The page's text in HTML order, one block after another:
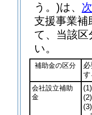
う。)は、
支援事業補
て、当該
い。
補助金の区分
す
会社設立補助
金
(1)
(2)
(3)